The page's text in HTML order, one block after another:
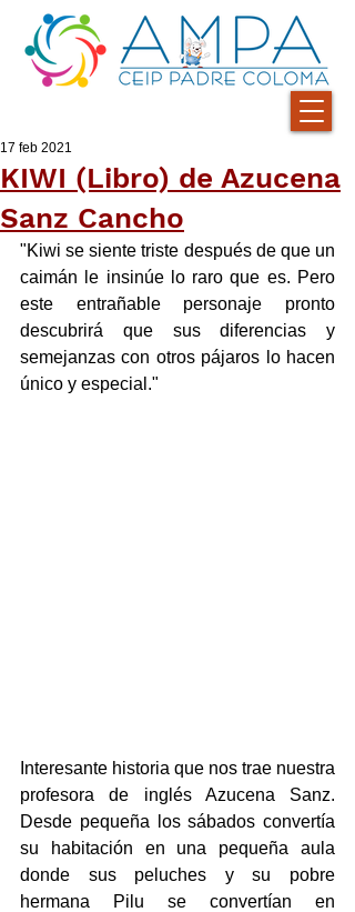
KIWI (Libro) de Azucena
Sanz Cancho
17 feb 2021
"Kiwi se siente triste después de que un
caimán le insinúe lo raro que es. Pero
este entrañable personaje pronto
descubrirá que sus diferencias y
semejanzas con otros pájaros lo hacen
único y especial."
Interesante historia que nos trae nuestra
profesora de inglés Azucena Sanz.
Desde pequeña los sábados convertía
su habitación en una pequeña aula
donde sus peluches y su pobre
hermana Pilu se convertían en